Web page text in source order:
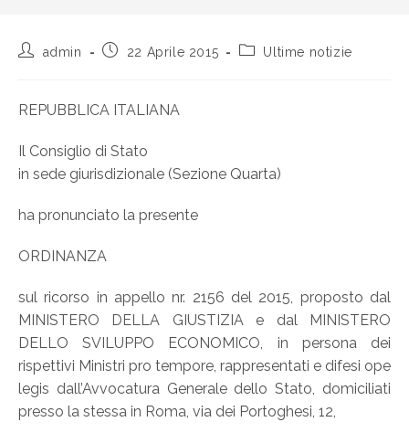
admin 22 Aprile 2015 Ultime notizie
REPUBBLICA ITALIANA
Il Consiglio di Stato
in sede giurisdizionale (Sezione Quarta)
ha pronunciato la presente
ORDINANZA
sul ricorso in appello nr. 2156 del 2015, proposto dal
MINISTERO DELLA GIUSTIZIA e dal MINISTERO
DELLO SVILUPPO ECONOMICO, in persona dei
rispettivi Ministri pro tempore, rappresentati e difesi ope
legis dall’Avvocatura Generale dello Stato, domiciliati
presso la stessa in Roma, via dei Portoghesi, 12,